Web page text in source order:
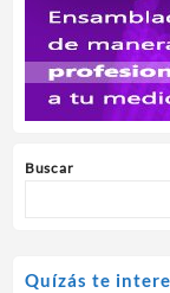
Buscar
Quízás te